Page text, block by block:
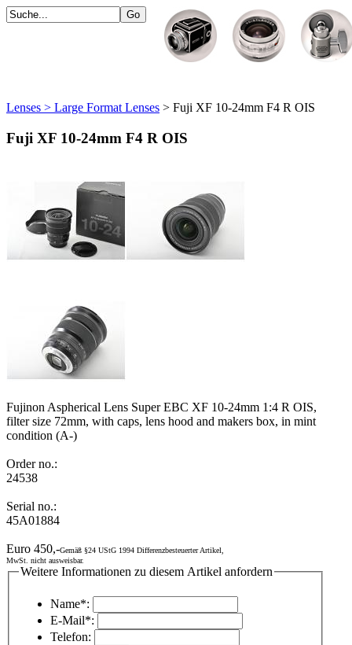
Lenses > Large Format Lenses > Fuji XF 10-24mm F4 R OIS
Fuji XF 10-24mm F4 R OIS
Fujinon Aspherical Lens Super EBC XF 10-24mm 1:4 R OIS,
filter size 72mm, with caps, lens hood and makers box, in mint
condition (A-)
Order no.:
24538
Serial no.:
45A01884
Euro 450,-Gemäß §24 UStG 1994 Differenzbesteuerter Artikel,
MwSt. nicht ausweisbar.
Weitere Informationen zu diesem Artikel anfordern
Name*:
E-Mail*:
Telefon: